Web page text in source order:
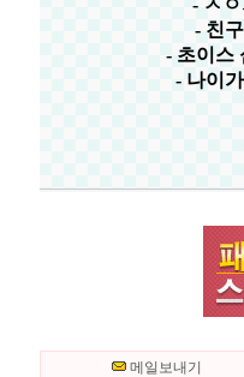
- ㅅ
- 친
- 초이스
- 나이
메일보내기